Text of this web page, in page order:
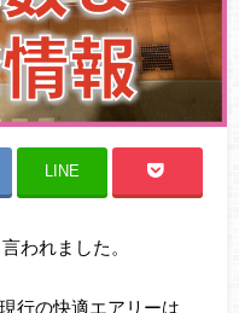
LINE
われました。
行の快適エアリーは